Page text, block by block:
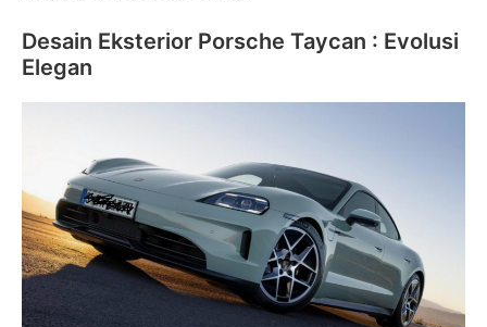
Desain Eksterior Porsche Taycan : Evolusi
Elegan